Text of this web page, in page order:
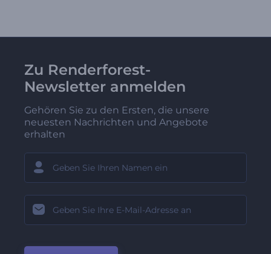
Zu Renderforest-
Newsletter anmelden
Gehören Sie zu den Ersten, die unsere
neuesten Nachrichten und Angebote
erhalten